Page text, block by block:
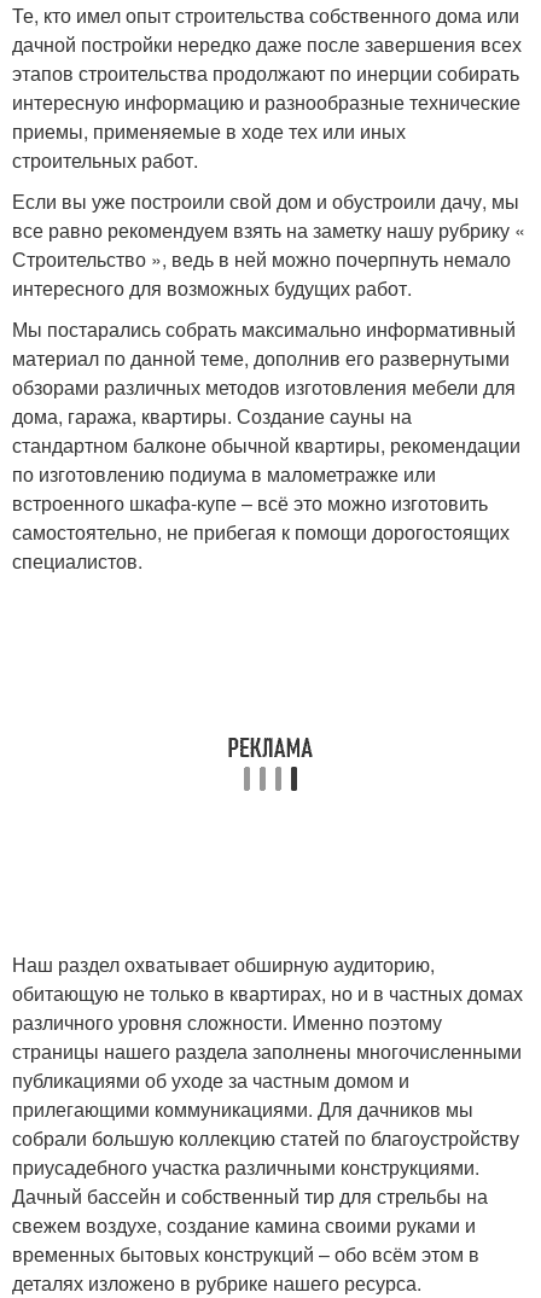
Те, кто имел опыт строительства собственного дома или
дачной постройки нередко даже после завершения всех
этапов строительства продолжают по инерции собирать
интересную информацию и разнообразные технические
приемы, применяемые в ходе тех или иных
строительных работ.
Если вы уже построили свой дом и обустроили дачу, мы
все равно рекомендуем взять на заметку нашу рубрику «
Строительство », ведь в ней можно почерпнуть немало
интересного для возможных будущих работ.
Мы постарались собрать максимально информативный
материал по данной теме, дополнив его развернутыми
обзорами различных методов изготовления мебели для
дома, гаража, квартиры. Создание сауны на
стандартном балконе обычной квартиры, рекомендации
по изготовлению подиума в малометражке или
встроенного шкафа-купе – всё это можно изготовить
самостоятельно, не прибегая к помощи дорогостоящих
специалистов.
Наш раздел охватывает обширную аудиторию,
обитающую не только в квартирах, но и в частных домах
различного уровня сложности. Именно поэтому
страницы нашего раздела заполнены многочисленными
публикациями об уходе за частным домом и
прилегающими коммуникациями. Для дачников мы
собрали большую коллекцию статей по благоустройству
приусадебного участка различными конструкциями.
Дачный бассейн и собственный тир для стрельбы на
свежем воздухе, создание камина своими руками и
временных бытовых конструкций – обо всём этом в
деталях изложено в рубрике нашего ресурса.